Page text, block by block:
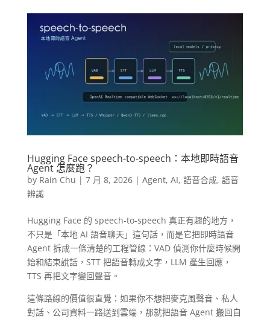
Hugging Face speech-to-speech：本地即時語音
Agent 怎麼跑？
by Rain Chu | 7 月 8, 2026| Agent, AI, 語音合成, 語音
辨識
Hugging Face 的 speech-to-speech 真正有趣的地方，
不只是「本地 AI 語音聊天」這句話，而是它把即時語音
Agent 拆成一條清楚的工程管線：VAD 偵測你什麼時候開
始和結束說話，STT 把語音轉成文字，LLM 產生回應，
TTS 再把文字變回聲音。
這條路線的價值很直覺：如果你不想把麥克風聲音、私人
對話、公司資料一路送到雲端，那就把語音 Agent 搬回自